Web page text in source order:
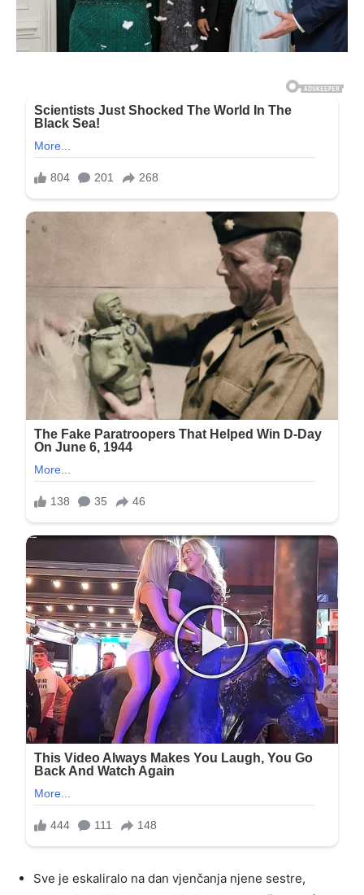
Sve je eskaliralo na dan vjenčanja njene sestre,